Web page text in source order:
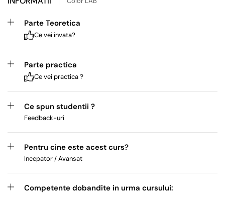
Parte Teoretica
Ce vei invata?
Parte practica
Ce vei practica ?
Ce spun studentii ?
Feedback-uri
Pentru cine este acest curs?
Incepator / Avansat
Competente dobandite in urma cursului: